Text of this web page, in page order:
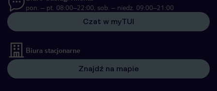
pon. – pt. 08:00–22:00, sob. – niedz. 09:00–21:00
Czat w myTUI
Biura stacjonarne
Znajdź na mapie